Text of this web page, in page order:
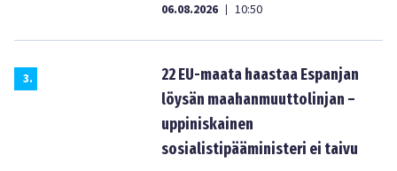
06.08.2026 | 10:50
3.
22 EU-maata haastaa Espanjan
löysän maahanmuuttolinjan –
uppiniskainen
sosialistipääministeri ei taivu